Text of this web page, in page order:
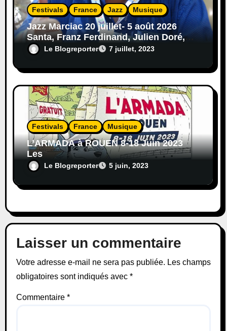
Festivals France Jazz Musique
Jazz Marciac 20 juillet- 5 août 2026
Santa, Franz Ferdinand, Julien Doré,
Yoa..Le Blogreporter 7 juillet, 2023
Festivals France Musique
L’ARMADA à ROUEN 8-18 Juin 2023
Les
Le Blogreporter 5 juin, 2023
Laisser un commentaire
Votre adresse e-mail ne sera pas publiée. Les champs
obligatoires sont indiqués avec *
Commentaire *